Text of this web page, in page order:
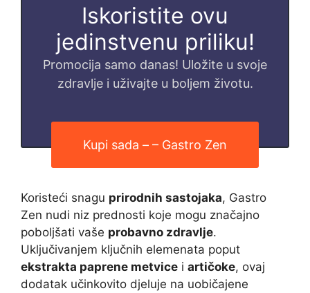
Iskoristite ovu
jedinstvenu priliku!
Promocija samo danas! Uložite u svoje
zdravlje i uživajte u boljem životu.
Kupi sada – – Gastro Zen
Koristeći snagu prirodnih sastojaka, Gastro
Zen nudi niz prednosti koje mogu značajno
poboljšati vaše probavno zdravlje.
Uključivanjem ključnih elemenata poput
ekstrakta paprene metvice i artičoke, ovaj
dodatak učinkovito djeluje na uobičajene